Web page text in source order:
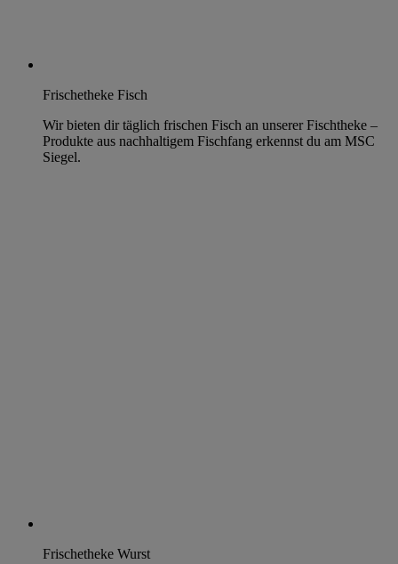
Frischetheke Fisch
Wir bieten dir täglich frischen Fisch an unserer Fischtheke –
Produkte aus nachhaltigem Fischfang erkennst du am MSC
Siegel.
Frischetheke Wurst